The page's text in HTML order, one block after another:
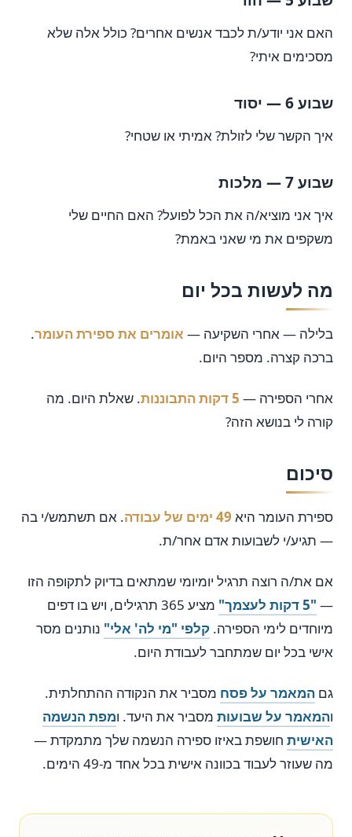
האם אני יודע/ת לכבד אנשים אחרים? כולל אלה שלא
מסכימים איתי?
שבוע 6 — יסוד
איך הקשר שלי לזולת? אמיתי או שטחי?
שבוע 7 — מלכות
איך אני מוציא/ה את הכל לפועל? האם החיים שלי
משקפים את מי שאני באמת?
מה לעשות בכל יום
בלילה — אחרי השקיעה — אומרים את ספירת העומר.
ברכה קצרה. מספר היום.
אחרי הספירה — 5 דקות התבוננות
. שאלת היום. מה
קורה לי בנושא הזה?
סיכום
ספירת העומר היא 49 ימים של עבודה
. אם תשתמש/י בה
— תגיע/י לשבועות אדם אחר/ת.
אם את/ה רוצה תרגיל יומיומי שמתאים בדיוק לתקופה הזו
— "5 דקות לעצמך"
מציע 365 תרגילים, ויש בו דפים
מיוחדים לימי הספירה. קלפי "מי לה' אלי" נותנים מסר
אישי בכל יום שמתחבר לעבודת היום.
גם המאמר על פסח מסביר את הנקודה ההתחלתית.
והמאמר על שבועות מסביר את היעד. ומפת הנשמה
האישית חושפת באיזו ספירה הנשמה שלך מתמקדת —
מה שעוזר לעבוד בכוונה אישית בכל אחד מ-49 הימים.